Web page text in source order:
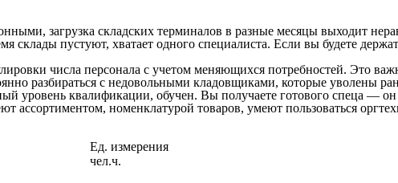
загрузка складских терминалов в разные месяцы выходит
склады пустуют, хватает одного специалиста. Если вы будете
числа персонала с учетом меняющихся потребностей. Это
разбираться с недовольными кладовщиками, которые уволены
уровень квалификации, обучен. Вы получаете готового спеца —
ассортиментом, номенклатурой товаров, умеют пользоваться
Ед. измерения
чел.ч.